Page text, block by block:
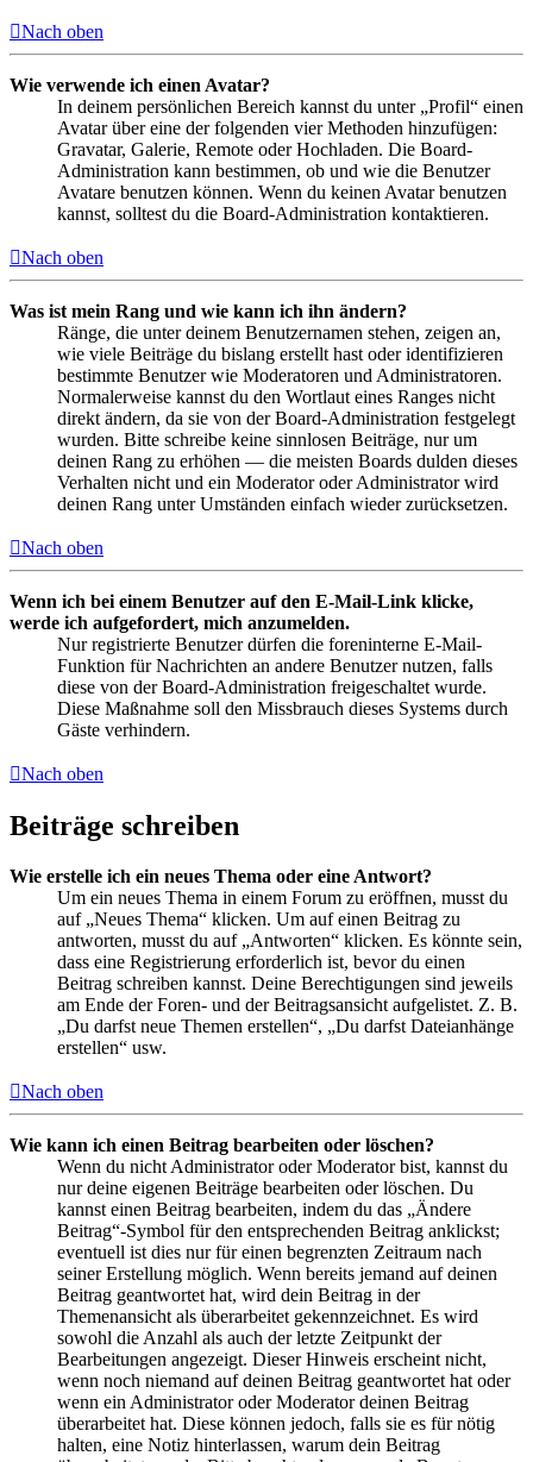
Nach oben
Wie verwende ich einen Avatar?
In deinem persönlichen Bereich kannst du unter „Profil“ einen
Avatar über eine der folgenden vier Methoden hinzufügen:
Gravatar, Galerie, Remote oder Hochladen. Die Board-
Administration kann bestimmen, ob und wie die Benutzer
Avatare benutzen können. Wenn du keinen Avatar benutzen
kannst, solltest du die Board-Administration kontaktieren.
Nach oben
Was ist mein Rang und wie kann ich ihn ändern?
Ränge, die unter deinem Benutzernamen stehen, zeigen an,
wie viele Beiträge du bislang erstellt hast oder identifizieren
bestimmte Benutzer wie Moderatoren und Administratoren.
Normalerweise kannst du den Wortlaut eines Ranges nicht
direkt ändern, da sie von der Board-Administration festgelegt
wurden. Bitte schreibe keine sinnlosen Beiträge, nur um
deinen Rang zu erhöhen — die meisten Boards dulden dieses
Verhalten nicht und ein Moderator oder Administrator wird
deinen Rang unter Umständen einfach wieder zurücksetzen.
Nach oben
Wenn ich bei einem Benutzer auf den E-Mail-Link klicke,
werde ich aufgefordert, mich anzumelden.
Nur registrierte Benutzer dürfen die foreninterne E-Mail-
Funktion für Nachrichten an andere Benutzer nutzen, falls
diese von der Board-Administration freigeschaltet wurde.
Diese Maßnahme soll den Missbrauch dieses Systems durch
Gäste verhindern.
Nach oben
Beiträge schreiben
Wie erstelle ich ein neues Thema oder eine Antwort?
Um ein neues Thema in einem Forum zu eröffnen, musst du
auf „Neues Thema“ klicken. Um auf einen Beitrag zu
antworten, musst du auf „Antworten“ klicken. Es könnte sein,
dass eine Registrierung erforderlich ist, bevor du einen
Beitrag schreiben kannst. Deine Berechtigungen sind jeweils
am Ende der Foren- und der Beitragsansicht aufgelistet. Z. B.
„Du darfst neue Themen erstellen“, „Du darfst Dateianhänge
erstellen“ usw.
Nach oben
Wie kann ich einen Beitrag bearbeiten oder löschen?
Wenn du nicht Administrator oder Moderator bist, kannst du
nur deine eigenen Beiträge bearbeiten oder löschen. Du
kannst einen Beitrag bearbeiten, indem du das „Ändere
Beitrag“-Symbol für den entsprechenden Beitrag anklickst;
eventuell ist dies nur für einen begrenzten Zeitraum nach
seiner Erstellung möglich. Wenn bereits jemand auf deinen
Beitrag geantwortet hat, wird dein Beitrag in der
Themenansicht als überarbeitet gekennzeichnet. Es wird
sowohl die Anzahl als auch der letzte Zeitpunkt der
Bearbeitungen angezeigt. Dieser Hinweis erscheint nicht,
wenn noch niemand auf deinen Beitrag geantwortet hat oder
wenn ein Administrator oder Moderator deinen Beitrag
überarbeitet hat. Diese können jedoch, falls sie es für nötig
halten, eine Notiz hinterlassen, warum dein Beitrag